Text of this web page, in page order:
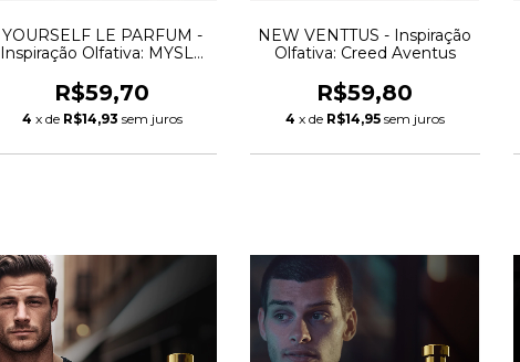
YOURSELF LE PARFUM -
Inspiração Olfativa: MYSLF
R$59,70
4 x de R$14,93 sem juros
NEW VENTTUS - Inspiração
Olfativa: Creed Aventus
R$59,80
4 x de R$14,95 sem juros